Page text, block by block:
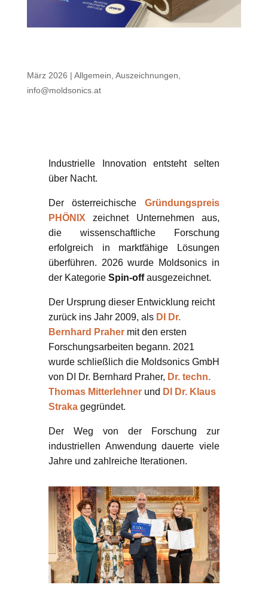
März 2026 | Allgemein, Auszeichnungen,
info@moldsonics.at
Industrielle Innovation entsteht selten
über Nacht.
Der österreichischeGründungspreis
PHÖNIX zeichnet Unternehmen aus,
die wissenschaftliche Forschung
erfolgreich in marktfähige Lösungen
überführen. 2026 wurde Moldsonics in
der Kategorie Spin-offausgezeichnet.
Der Ursprung dieser Entwicklung reicht
zurück ins Jahr 2009, als DI Dr.
Bernhard Prahermit den ersten
Forschungsarbeiten begann. 2021
wurde schließlich die Moldsonics GmbH
von DI Dr. Bernhard Praher, Dr. techn.
Thomas Mitterlehner und DI Dr. Klaus
Strakagegründet.
Der Weg von der Forschung zur
industriellen Anwendung dauerte viele
Jahre und zahlreiche Iterationen.